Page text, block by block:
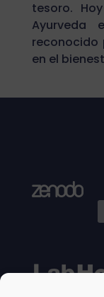
tesoro.
Ayurveda
en el